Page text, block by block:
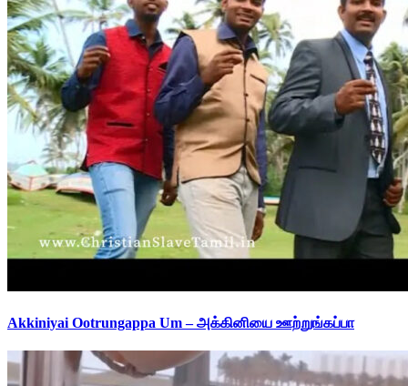
Akkiniyai Ootrungappa Um – அக்கினியை ஊற்றுங்கப்பா